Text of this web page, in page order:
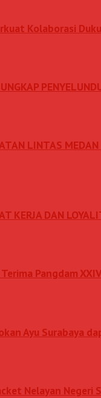
Kolaborasi
LINTAS MEDAN
KERJA DAN
Pangdam
Ayu Surabaya
Nelayan Negeri